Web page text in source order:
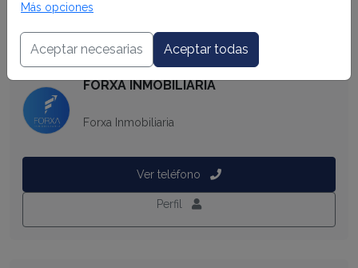
Más opciones
Aceptar necesarias Aceptar todas
Se venden sobre planos
Información del Corredor
FORXA INMOBILIARIA
Forxa Inmobiliaria
Ver teléfono
Perfil